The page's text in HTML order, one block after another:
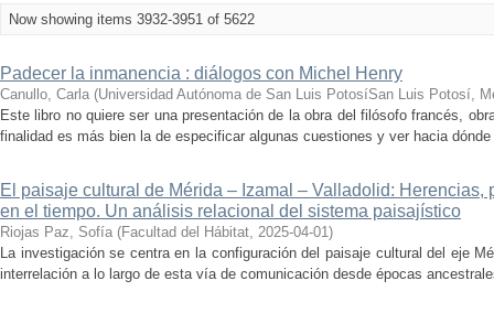
Now showing items 3932-3951 of 5622
Padecer la inmanencia : diálogos con Michel Henry
Canullo, Carla (Universidad Autónoma de San Luis PotosíSan Luis Potosí,
Este libro no quiere ser una presentación de la obra del filósofo francés,
finalidad es más bien la de especificar algunas cuestiones y ver hacia
El paisaje cultural de Mérida – Izamal – Valladolid: Herencias,
en el tiempo. Un análisis relacional del sistema paisajístico
Riojas Paz, Sofía (Facultad del Hábitat, 2025-04-01)
La investigación se centra en la configuración del paisaje cultural del eje
interrelación a lo largo de esta vía de comunicación desde épocas